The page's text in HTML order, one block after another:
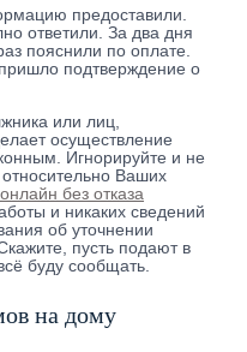
предоставили.
ответили. За два дня
пояснили по оплате.
подтверждение о
или лиц,
осуществление
Игнорируйте и не
Ваших
без отказа
и никаких сведений
об уточнении
пусть подают в
буду сообщать.
на дому